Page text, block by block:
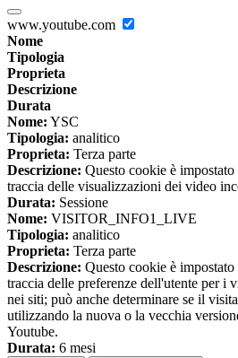
www.youtube.com
Nome
Tipologia
Proprieta
Descrizione
Durata
Nome: YSC
Tipologia: analitico
Proprieta: Terza parte
Descrizione: Questo cookie è
traccia delle visualizzazioni dei video
Durata: Sessione
Nome: VISITOR_INFO1_LIVE
Tipologia: analitico
Proprieta: Terza parte
Descrizione: Questo cookie è
traccia delle preferenze dell'utente per i
nei siti; può anche determinare se il
utilizzando la nuova o la vecchia
Youtube.
Durata: 6 mesi